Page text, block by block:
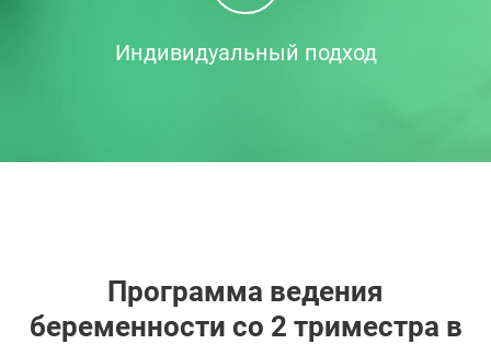
Индивидуальный подход
Программа ведения
беременности со 2 триместра в